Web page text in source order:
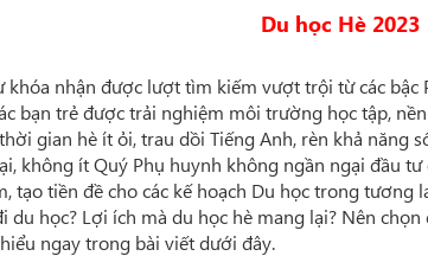
Du học Hè 2023
khóa nhận được lượt tìm kiếm vượt trội từ các
bạn trẻ được trải nghiệm môi trường học tập,
gian hè ít ỏi, trau dồi Tiếng Anh, rèn khả năng
không ít Quý Phụ huynh không ngần ngại đầu
tạo tiền đề cho các kế hoạch Du học trong tương
du học? Lợi ích mà du học hè mang lại? Nên
ngay trong bài viết dưới đây.